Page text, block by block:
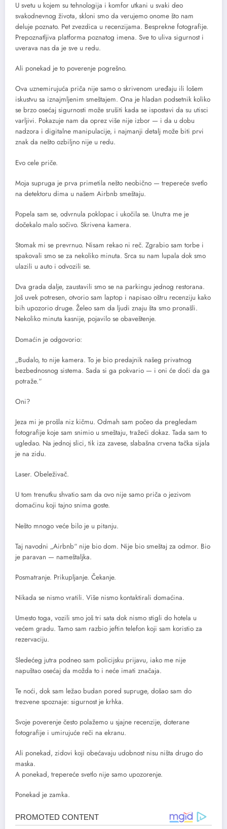
U svetu u kojem su tehnologija i komfor utkani u svaki deo
svakodnevnog života, skloni smo da verujemo onome što nam
deluje poznato. Pet zvezdica u recenzijama. Besprekne fotografije.
Prepoznatljiva platforma poznatog imena. Sve to uliva sigurnost i
uverava nas da je sve u redu.
Ali ponekad je to poverenje pogrešno.
Ova uznemirujuća priča nije samo o skrivenom uređaju ili lošem
iskustvu sa iznajmljenim smeštajem. Ona je hladan podsetnik koliko
se brzo osećaj sigurnosti može srušiti kada se ispostavi da su utisci
varljivi. Pokazuje nam da oprez više nije izbor — i da u dobu
nadzora i digitalne manipulacije, i najmanji detalj može biti prvi
znak da nešto ozbiljno nije u redu.
Evo cele priče.
Moja supruga je prva primetila nešto neobično — trepereće svetlo
na detektoru dima u našem Airbnb smeštaju.
Popela sam se, odvrnula poklopac i ukočila se. Unutra me je
dočekalo malo sočivo. Skrivena kamera.
Stomak mi se prevrnuo. Nisam rekao ni reč. Zgrabio sam torbe i
spakovali smo se za nekoliko minuta. Srca su nam lupala dok smo
ulazili u auto i odvozili se.
Dva grada dalje, zaustavili smo se na parkingu jednog restorana.
Još uvek potresen, otvorio sam laptop i napisao oštru recenziju kako
bih upozorio druge. Želeo sam da ljudi znaju šta smo pronašli.
Nekoliko minuta kasnije, pojavilo se obaveštenje.
Domaćin je odgovorio:
„Budalo, to nije kamera. To je bio predajnik našeg privatnog
bezbednosnog sistema. Sada si ga pokvario — i oni će doći da ga
potraže.“
Oni?
Jeza mi je prošla niz kičmu. Odmah sam počeo da pregledam
fotografije koje sam snimio u smeštaju, tražeći dokaz. Tada sam to
ugledao. Na jednoj slici, tik iza zavese, slabašna crvena tačka sijala
je na zidu.
Laser. Obeleživač.
U tom trenutku shvatio sam da ovo nije samo priča o jezivom
domaćinu koji tajno snima goste.
Nešto mnogo veće bilo je u pitanju.
Taj navodni „Airbnb“ nije bio dom. Nije bio smeštaj za odmor. Bio
je paravan — nameštaljka.
Posmatranje. Prikupljanje. Čekanje.
Nikada se nismo vratili. Više nismo kontaktirali domaćina.
Umesto toga, vozili smo još tri sata dok nismo stigli do hotela u
većem gradu. Tamo sam razbio jeftin telefon koji sam koristio za
rezervaciju.
Sledećeg jutra podneo sam policijsku prijavu, iako me nije
napuštao osećaj da možda to i neće imati značaja.
Te noći, dok sam ležao budan pored supruge, došao sam do
trezvene spoznaje: sigurnost je krhka.
Svoje poverenje često polažemo u sjajne recenzije, doterane
fotografije i umirujuće reči na ekranu.
Ali ponekad, zidovi koji obećavaju udobnost nisu ništa drugo do
maska.
A ponekad, trepereće svetlo nije samo upozorenje.
Ponekad je zamka.